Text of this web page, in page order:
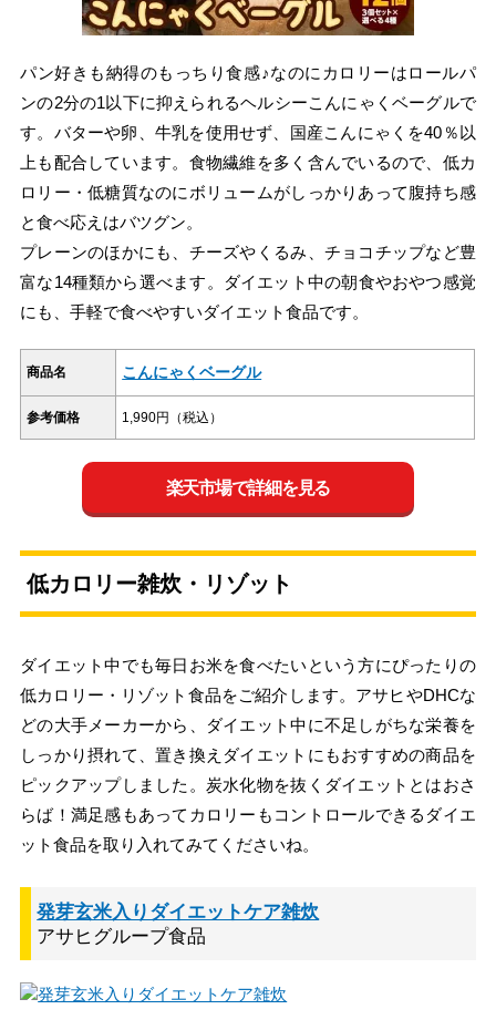
パン好きも納得のもっちり食感♪なのにカロリーはロールパ
ンの2分の1以下に抑えられるヘルシーこんにゃくベーグルで
す。バターや卵、牛乳を使用せず、国産こんにゃくを40％以
上も配合しています。食物繊維を多く含んでいるので、低カ
ロリー・低糖質なのにボリュームがしっかりあって腹持ち感
と食べ応えはバツグン。
プレーンのほかにも、チーズやくるみ、チョコチップなど豊
富な14種類から選べます。ダイエット中の朝食やおやつ感覚
にも、手軽で食べやすいダイエット食品です。
商品名 こんにゃくベーグル
参考価格 1,990円（税込）
楽天市場で詳細を見る
低カロリー雑炊・リゾット
ダイエット中でも毎日お米を食べたいという方にぴったりの
低カロリー・リゾット食品をご紹介します。アサヒやDHCな
どの大手メーカーから、ダイエット中に不足しがちな栄養を
しっかり摂れて、置き換えダイエットにもおすすめの商品を
ピックアップしました。炭水化物を抜くダイエットとはおさ
らば！満足感もあってカロリーもコントロールできるダイエ
ット食品を取り入れてみてくださいね。
発芽玄米入りダイエットケア雑炊
アサヒグループ食品